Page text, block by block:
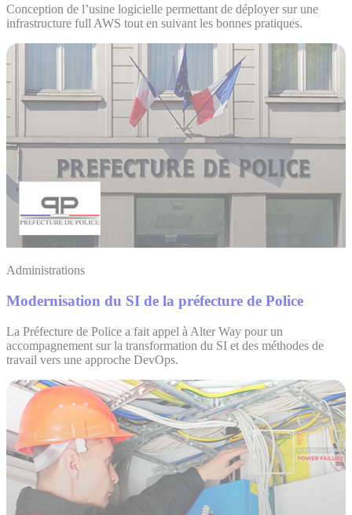
Conception de l’usine logicielle permettant de déployer sur une
infrastructure full AWS tout en suivant les bonnes pratiques.
Administrations
Modernisation du SI de la préfecture de Police
La Préfecture de Police a fait appel à Alter Way pour un
accompagnement sur la transformation du SI et des méthodes de
travail vers une approche DevOps.